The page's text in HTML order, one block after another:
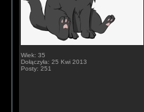
Wiek: 35
Dołączyła: 25 Kwi 2013
Posty: 251